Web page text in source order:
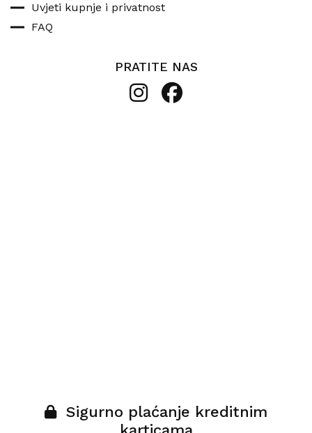
Uvjeti kupnje i privatnost
FAQ
PRATITE NAS
Sigurno plaćanje kreditnim